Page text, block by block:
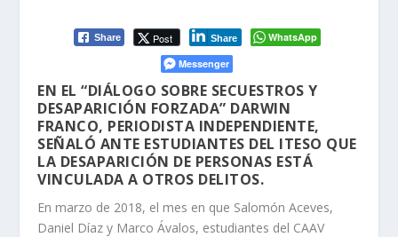
Share Post Share
WhatsApp
Messenger
EN EL “DIÁLOGO SOBRE SECUESTROS Y
DESAPARICIÓN FORZADA” DARWIN
FRANCO, PERIODISTA INDEPENDIENTE,
SEÑALÓ ANTE ESTUDIANTES DEL ITESO QUE
LA DESAPARICIÓN DE PERSONAS ESTÁ
VINCULADA A OTROS DELITOS.
En marzo de 2018, el mes en que Salomón Aceves,
Daniel Díaz y Marco Ávalos, estudiantes del CAAV